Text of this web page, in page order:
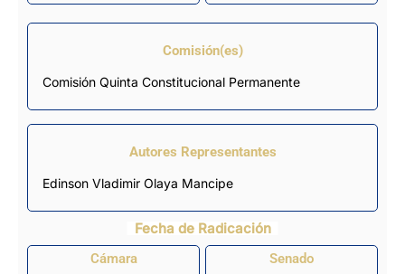
Comisión(es)
Comisión Quinta Constitucional Permanente
Autores Representantes
Edinson Vladimir Olaya Mancipe
Fecha de Radicación
Cámara Senado